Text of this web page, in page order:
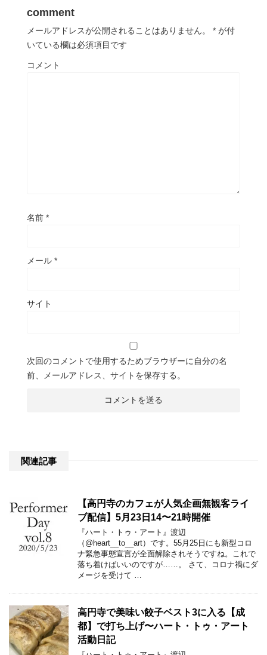
comment
メールアドレスが公開されることはありません。 * が付
いている欄は必須項目です
コメント
名前 *
メール *
サイト
次回のコメントで使用するためブラウザーに自分の名
前、メールアドレス、サイトを保存する。
関連記事
【高円寺のカフェが人気企画無観客ライ
ブ配信】5月23日14〜21時開催
『ハート・トゥ・アート』渡辺
（@heart__to__art）です。55月25日にも新型コロ
ナ緊急事態宣言が全面解除されそうですね。これで
落ち着けばいいのですが……。 さて、コロナ禍にダ
メージを受けて …
高円寺で美味い餃子ベスト3に入る【成
都】で打ち上げ〜ハート・トゥ・アート
活動日記